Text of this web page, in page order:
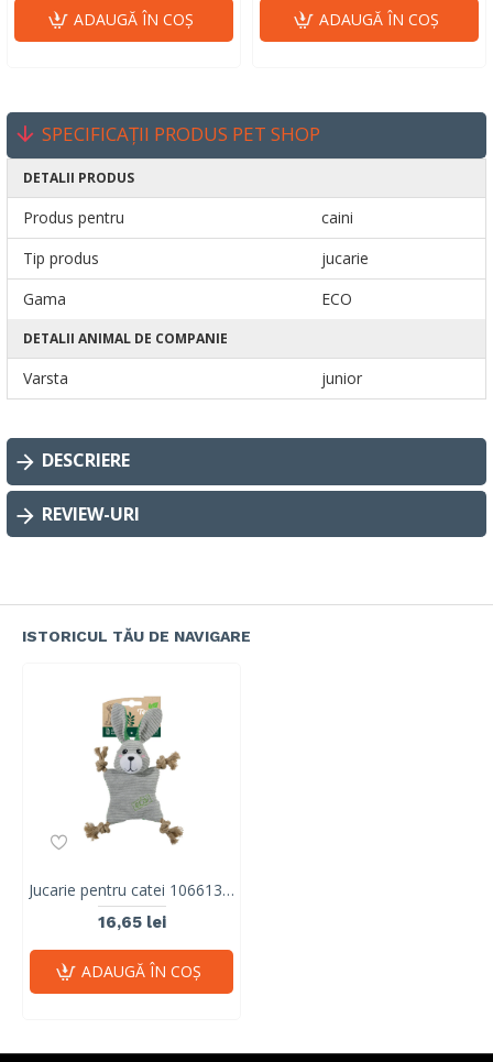
ADAUGĂ ÎN COŞ ADAUGĂ ÎN COŞ
SPECIFICAȚII PRODUS PET SHOP
DETALII PRODUS
Produs pentru
caini
Tip produs
jucarie
Gama
ECO
DETALII ANIMAL DE COMPANIE
Varsta junior
DESCRIERE
REVIEW-URI
ISTORICUL TĂU DE NAVIGARE
Jucarie pentru catei 10661399 TERRA ECO Puppy Toy LULU
16,65 lei
ADAUGĂ ÎN COŞ